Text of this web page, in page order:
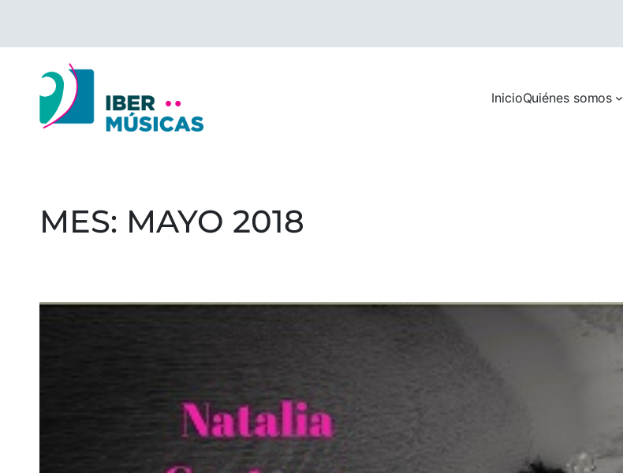
contenido
InicioQuiénes somos
MES: MAYO 2018